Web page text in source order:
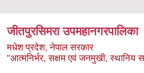
जीतपुरसिमरा उपमहानगरपालिका
मधेश प्रदेश, नेपाल सरकार
"आत्मनिर्भर, सक्षम एवं जनमुखी, स्थानिय